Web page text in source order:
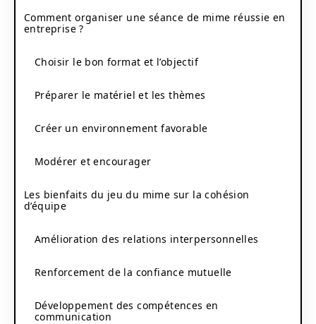
Comment organiser une séance de mime réussie en
entreprise ?
Choisir le bon format et l’objectif
Préparer le matériel et les thèmes
Créer un environnement favorable
Modérer et encourager
Les bienfaits du jeu du mime sur la cohésion
d’équipe
Amélioration des relations interpersonnelles
Renforcement de la confiance mutuelle
Développement des compétences en
communication